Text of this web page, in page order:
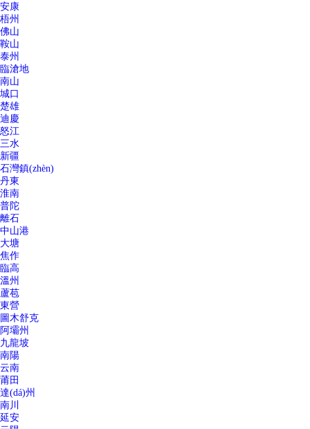
安康
梧州
佛山
鞍山
泰州
臨滄地
南山
城口
楚雄
迪慶
怒江
三水
新疆
石灣鎮(zhèn)
丹東
淮南
普陀
離石
中山港
大塘
焦作
臨高
溫州
蘆苞
東營
圖木舒克
阿壩州
九龍坡
南陽
云南
莆田
達(dá)州
南川
延安